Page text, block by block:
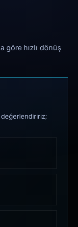
göre hızlı dönüş
değerlendiririz;